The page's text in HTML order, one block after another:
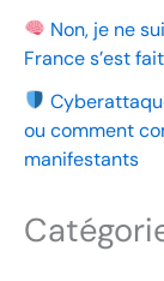
Non, je ne
France s’est
ou comment
manifestants